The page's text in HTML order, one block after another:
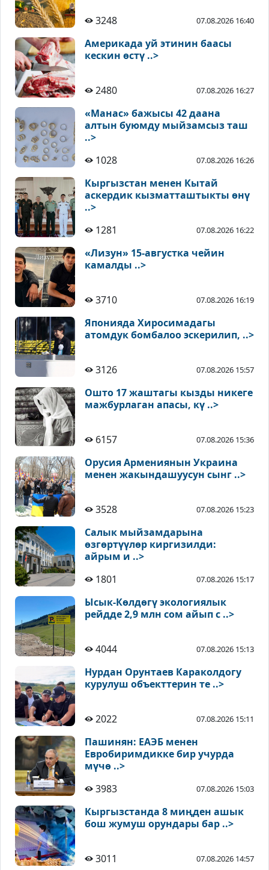
3248 07.08.2026 16:40
Америкада уй этинин баасы
кескин өстү ..>
2480 07.08.2026 16:27
«Манас» бажысы 42 даана
алтын буюмду мыйзамсыз таш
..>
1028
07.08.2026 16:26
Кыргызстан менен Кытай
аскердик кызматташтыкты өнү
..>
1281
07.08.2026 16:22
«Лизун» 15-августка чейин
камалды ..>
3710 07.08.2026 16:19
Японияда Хиросимадагы
атомдук бомбалоо эскерилип, ..>
3126 07.08.2026 15:57
Ошто 17 жаштагы кызды никеге
мажбурлаган апасы, кү ..>
6157 07.08.2026 15:36
Орусия Армениянын Украина
менен жакындашуусун сынг ..>
3528 07.08.2026 15:23
Салык мыйзамдарына
өзгөртүүлөр киргизилди:
айрым и ..>
1801
07.08.2026 15:17
Ысык-Көлдөгү экологиялык
рейдде 2,9 млн сом айып с ..>
4044 07.08.2026 15:13
Нурдан Орунтаев Караколдогу
курулуш объекттерин те ..>
2022 07.08.2026 15:11
Пашинян: ЕАЭБ менен
Евробиримдикке бир учурда
мүчө ..>
3983
07.08.2026 15:03
Кыргызстанда 8 миңден ашык
бош жумуш орундары бар ..>
3011 07.08.2026 14:57